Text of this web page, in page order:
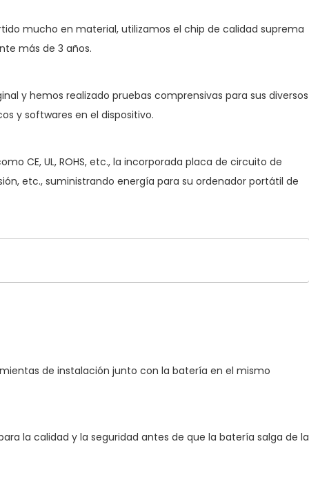
mucho en material, utilizamos el chip de calidad suprema
más de 3 años.
y hemos realizado pruebas comprensivas para sus diversos
y softwares en el dispositivo.
CE, UL, ROHS, etc., la incorporada placa de circuito de
etc., suministrando energía para su ordenador portátil de
de instalación junto con la batería en el mismo
la calidad y la seguridad antes de que la batería salga de la